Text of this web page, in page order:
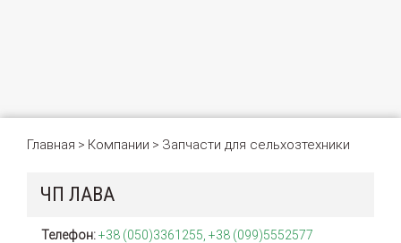
Главная > Компании > Запчасти для сельхозтехники
ЧП ЛАВА
Телефон:+38 (050)3361255, +38 (099)5552577